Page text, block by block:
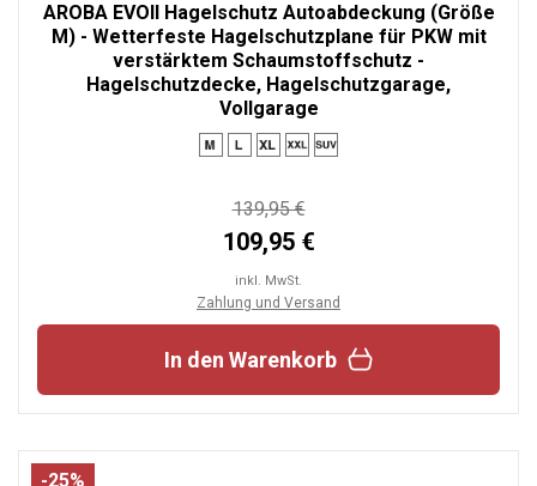
AROBA EVOII Hagelschutz Autoabdeckung (Größe
M) - Wetterfeste Hagelschutzplane für PKW mit
verstärktem Schaumstoffschutz -
Hagelschutzdecke, Hagelschutzgarage,
Vollgarage
139,95 €
109,95 €
inkl. MwSt.
Zahlung und Versand
In den Warenkorb
-25%